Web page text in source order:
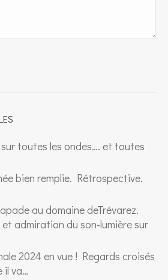
toutes les ondes…. et toutes
bien remplie. Rétrospective.
au domaine deTrévarez.
admiration du son-lumière sur
2024 en vue ! Regards croisés
il va…